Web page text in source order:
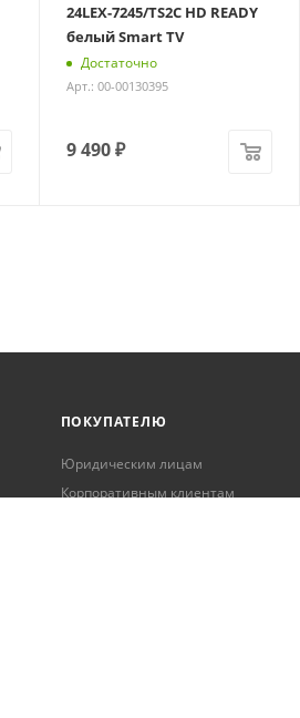
24LEX-7245/TS2C HD READY
белый Smart TV
Достаточно
Арт.: 00-00130395
9 490₽
ПОКУПАТЕЛЮ
Юридическим лицам
Корпоративным клиентам